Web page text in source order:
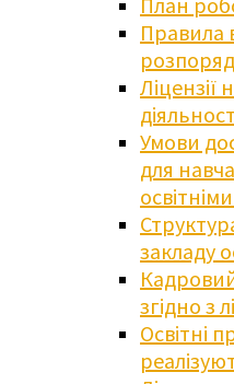
Правила
Ліцензії
Умови
для
закладу
згідно з
Освітні